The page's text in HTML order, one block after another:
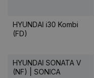
HYUNDAI i30 Kombi
(FD)
HYUNDAI SONATA V
(NF) | SONICA